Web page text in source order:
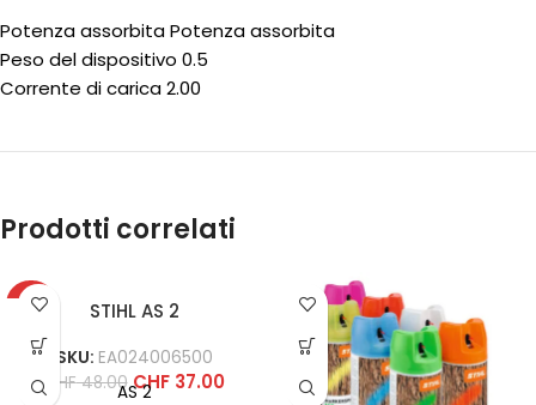
Potenza assorbita Potenza assorbita
Peso del dispositivo 0.5
Corrente di carica 2.00
Prodotti correlati
-23% STIHL AS 2
SKU: EA024006500
CHF48.00 CHF37.00
AS 2